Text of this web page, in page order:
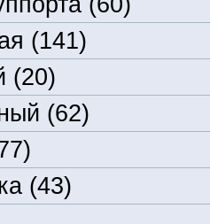
(141)
(20)
(62)
(43)